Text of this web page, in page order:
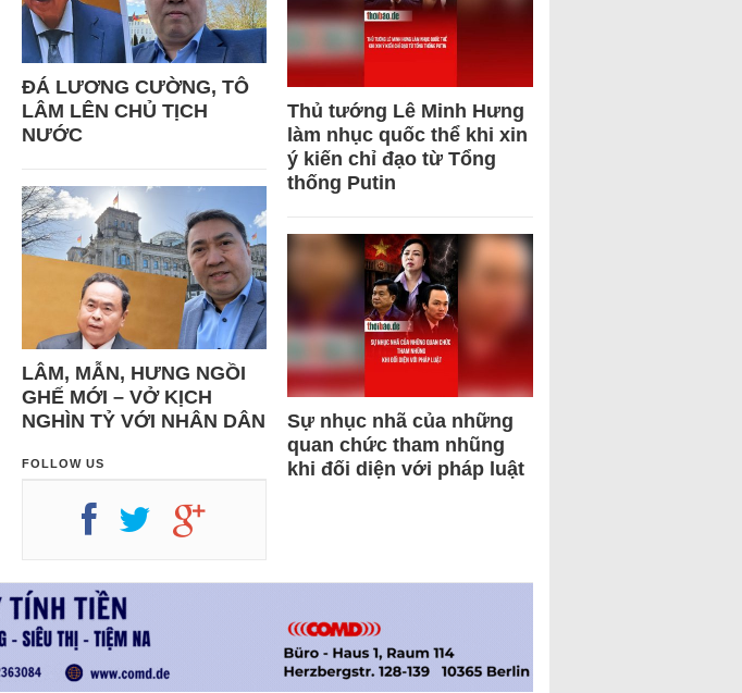
ĐÁ LƯƠNG CƯỜNG, TÔ
LÂM LÊN CHỦ TỊCH
NƯỚC
LÂM, MẪN, HƯNG NGỒI
GHẾ MỚI – VỞ KỊCH
NGHÌN TỶ VỚI NHÂN DÂN
FOLLOW US
Thủ tướng Lê Minh Hưng
làm nhục quốc thể khi xin
ý kiến chỉ đạo từ Tổng
thống Putin
Sự nhục nhã của những
quan chức tham nhũng
khi đối diện với pháp luật